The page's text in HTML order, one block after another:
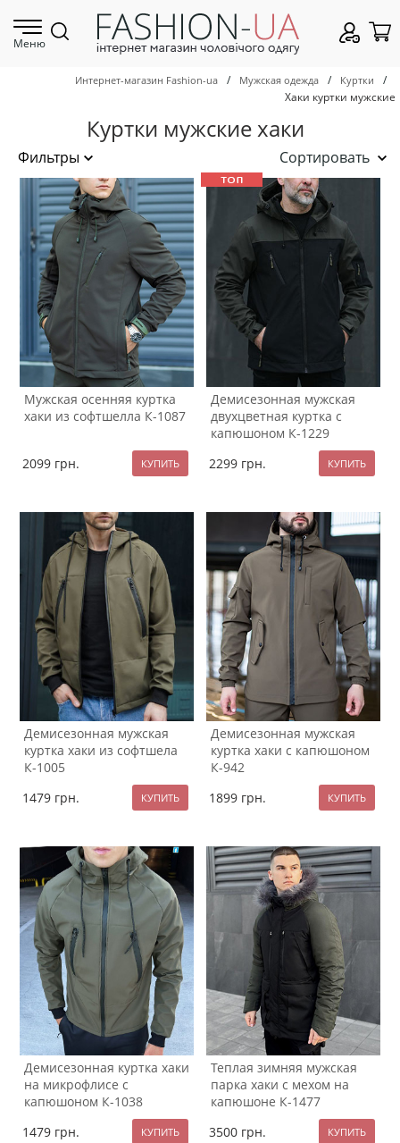
Меню
Интернет-магазин Fashion-ua / Мужская одежда / Куртки
/
Хаки куртки мужские
Куртки мужские хаки
Сортировать
Мужская осенняя куртка
хаки из софтшелла К-1087
2099 грн.
Демисезонная мужская
двухцветная куртка с
капюшоном К-1229
2299 грн.
Демисезонная мужская
куртка хаки из софтшела
К-1005
1479 грн.
Демисезонная мужская
куртка хаки с капюшоном
К-942
1899 грн.
Демисезонная куртка хаки
на микрофлисе с
капюшоном К-1038
1479 грн.
Теплая зимняя мужская
парка хаки с мехом на
капюшоне К-1477
3500 грн.